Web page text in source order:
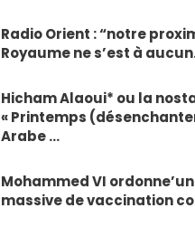
Radio Orient : “notre
Royaume ne s’est à
Hicham Alaoui* ou la
« Printemps
Arabe …
Mohammed VI
massive de vaccination